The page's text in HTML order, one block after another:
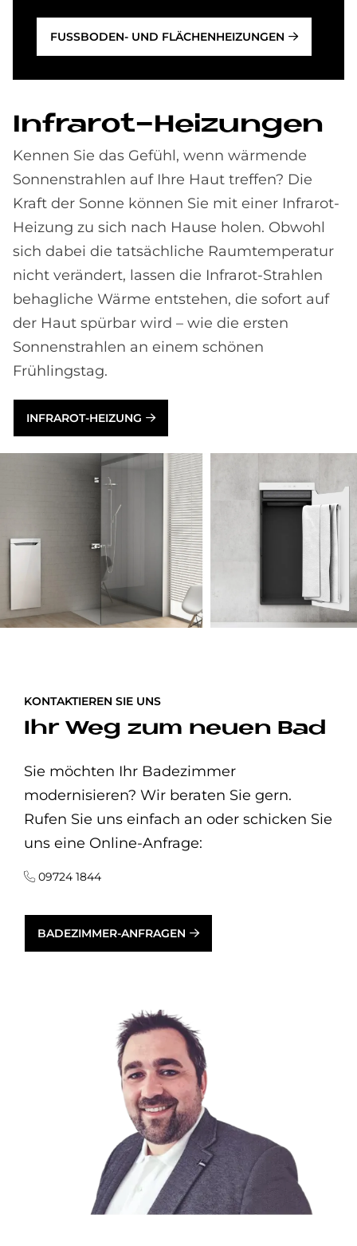
FUSSBODEN- UND FLÄCHENHEIZUNGEN
In­fra­rot-Hei­zungen
Kennen Sie das Gefühl, wenn wärmende
Sonnenstrahlen auf Ihre Haut treffen? Die
Kraft der Sonne können Sie mit einer Infrarot-
Heizung zu sich nach Hause holen. Obwohl
sich dabei die tatsächliche Raumtemperatur
nicht verändert, lassen die Infrarot-Strahlen
behagliche Wärme entstehen, die sofort auf
der Haut spürbar wird – wie die ersten
Sonnenstrahlen an einem schönen
Frühlingstag.
INFRAROT-HEIZUNG
KONTAKTIEREN SIE UNS
Ihr Weg zum neuen Bad
Sie möchten Ihr Badezimmer
modernisieren? Wir beraten Sie gern.
Rufen Sie uns einfach an oder schicken Sie
uns eine Online-Anfrage:
09724 1844
BADEZIMMER-ANFRAGEN